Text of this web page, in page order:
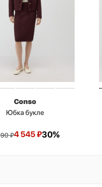
Conso
Юбка букле
₽4 545₽30%